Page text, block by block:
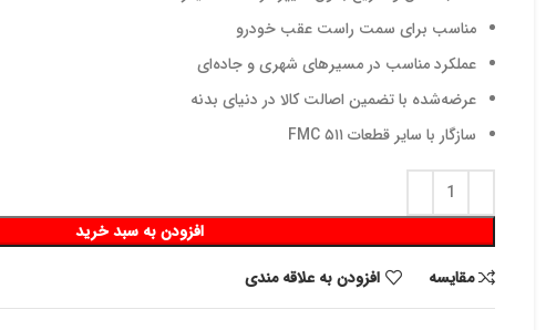
مناسب برای سمت راست عقب خودرو
عملکرد مناسب در مسیرهای شهری و جاده‌ای
عرضه‌شده با تضمین اصالت کالا در دنیای بدنه
سازگار با سایر قطعات ۵۱۱ FMC
افزودن به سبد خرید
مقايسه
افزودن به علاقه مندی